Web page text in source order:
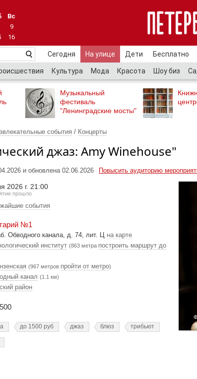
Вс
9
16
Сегодня На улице Дети Бесплатно
Культура Мода Красота Шоу биз
Музыкальный
фестиваль
"Ленинградские мосты"
события / Концерты
джаз: Amy Winehouse"
и обновлена 02.06.2026 Повысить аудиторию
2026 г. 21:00
прошло
события
№1
Обводного канала, д. 74, лит. Ц на карте
институт (863 метра построить маршрут до
(967 метров пройти от метро)
канал (1.1 км)
район
до 1500 руб джаз блюз трибьют